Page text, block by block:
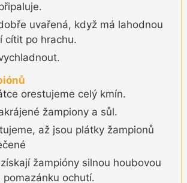
uvařená, když má lahodnou
cítit po hrachu.
orestujeme celý kmín.
žampiony a sůl.
až jsou plátky žampionů
žampióny silnou houbovou
pomazánku ochutí.